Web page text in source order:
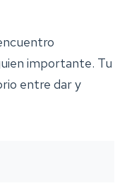
importante. Tu
entre dar y